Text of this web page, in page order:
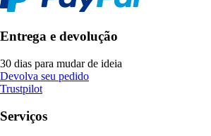
Entrega e devolução
30 dias para mudar de ideia
Devolva seu pedido
Trustpilot
Serviços